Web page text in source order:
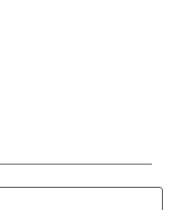
pasles frais